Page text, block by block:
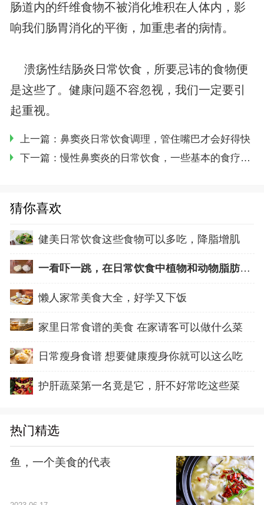
肠道内的纤维食物不被消化堆积在人体内，影
响我们肠胃消化的平衡，加重患者的病情。
溃疡性结肠炎日常饮食，所要忌讳的食物便
是这些了。健康问题不容忽视，我们一定要引
起重视。
上一篇： 鼻窦炎日常饮食调理，管住嘴巴才会好得快
下一篇：慢性鼻窦炎的日常饮食，一些基本的食疗办法
猜你喜欢
健美日常饮食这些食物可以多吃，降脂增肌
一看吓一跳，在日常饮食中植物和动物脂肪的比
懒人家常美食大全，好学又下饭
家里日常食谱的美食 在家请客可以做什么菜
日常瘦身食谱 想要健康瘦身你就可以这么吃
护肝蔬菜第一名竟是它，肝不好常吃这些菜
热门精选
鱼，一个美食的代表